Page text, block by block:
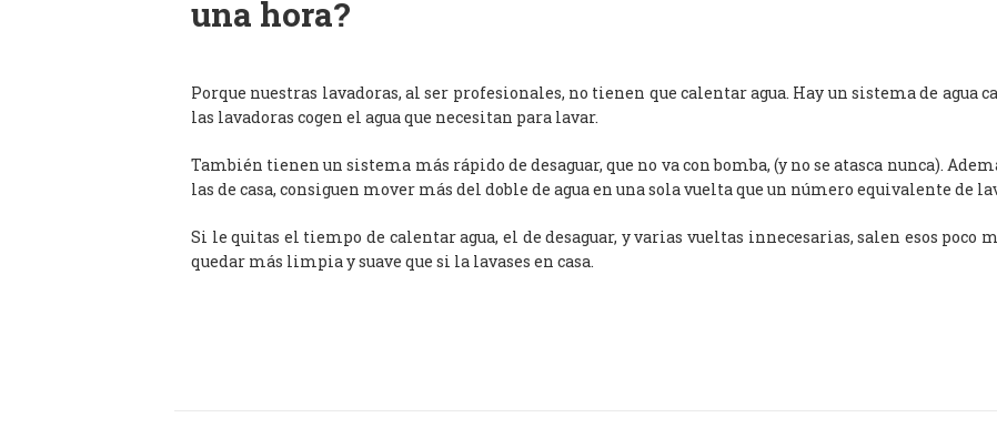
una hora?
Porque nuestras lavadoras, al ser profesionales, no tienen que calentar agua. Hay un sistema de agua
las lavadoras cogen el agua que necesitan para lavar.
También tienen un sistema más rápido de desaguar, que no va con bomba, (y no se atasca nunca).
las de casa, consiguen mover más del doble de agua en una sola vuelta que un número equivalente de
Si le quitas el tiempo de calentar agua, el de desaguar, y varias vueltas innecesarias, salen esos poco
quedar más limpia y suave que si la lavases en casa.